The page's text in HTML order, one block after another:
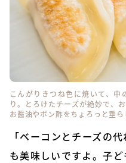
こんがりきつね色に焼いて、
り。とろけたチーズが絶妙で、
お醤油やポン酢をちょろっと垂ら
「ベーコンとチーズの
も美味しいですよ。子